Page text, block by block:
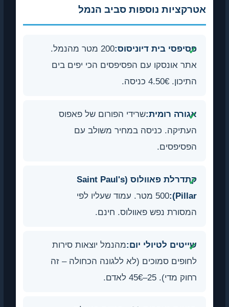
נוספות סביב הנמל
בית דיוניסוס:
200 מטר מהנמל.
אונסקו עם הפסיפסים הכי יפים בים
רומית:שרידי הפורום של פאפוס
כניסה במחיר משולב עם
קתדרלת פאוולוס (Saint Paul's
500 מטר. עמוד שעליו לפי
נפש פאוולוס. חינם.
לטיולי יום: מהנמל יוצאות סירות
סמוכים (לא ללגונה הכחולה – זה